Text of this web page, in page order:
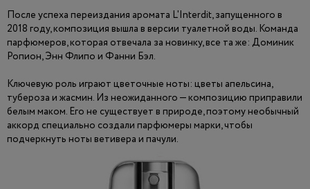
После успеха переиздания аромата L'Interdit, запущенного в
2018 году, композиция вышла в версии туалетной воды. Команда
парфюмеров, которая отвечала за новинку, все та же: Доминик
Ропион, Энн Флипо и Фанни Бэл.
Ключевую роль играют цветочные ноты: цветы апельсина,
тубероза и жасмин. Из неожиданного — композицию приправили
белым маком. Его не существует в природе, поэтому необычный
аккорд специально создали парфюмеры марки, чтобы
подчеркнуть ноты ветивера и пачули.